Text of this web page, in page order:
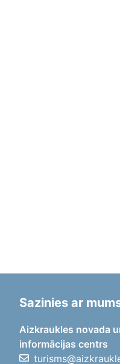
Sazinies ar
Aizkraukles novada
informācijas centrs